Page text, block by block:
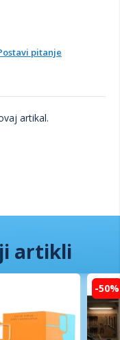
pitanje
artikal.
artikli
-50%